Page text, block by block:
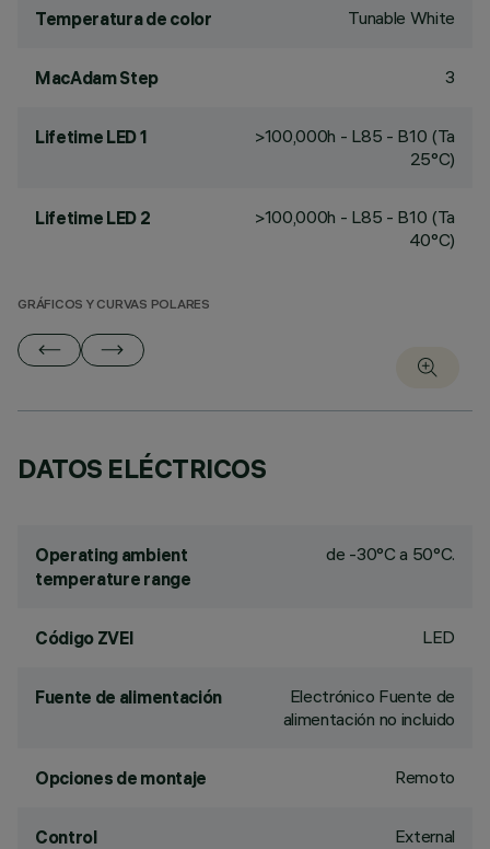
Temperatura de color Tunable White
MacAdam Step 3
Lifetime LED 1
>100,000h - L85 - B10 (Ta
25°C)
Lifetime LED 2
>100,000h - L85 - B10 (Ta
40°C)
GRÁFICOS Y CURVAS POLARES
DATOS ELÉCTRICOS
Operating ambient
temperature range
de -30°C a 50°C.
Código ZVEI LED
Fuente de alimentación
Electrónico Fuente de
alimentación no incluido
Opciones de montaje Remoto
Control External